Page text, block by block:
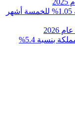
ارتفاع أسعار المنتجين الصناعيين بنسبة 1.05% للخمسة أشهر
بنسبة 5.4%